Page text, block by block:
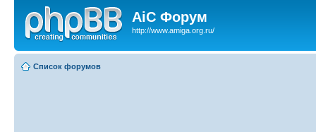
AiC Форум
http://www.amiga.org.ru/
Список форумов